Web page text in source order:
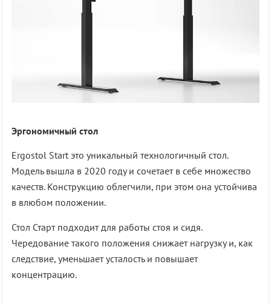
Эргономичный стол
Ergostol Start это уникальный технологичный стол.
Модель вышла в 2020 году и сочетает в себе множество
качеств. Конструкцию облегчили, при этом она устойчива
в влюбом положении.
Стол Старт подходит для работы стоя и сидя.
Чередование такого положения снижает нагрузку и, как
следствие, уменьшает усталость и повышает
концентрацию.